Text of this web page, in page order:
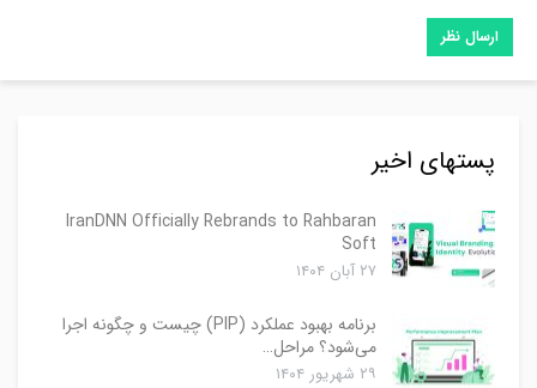
پستهای اخیر
IranDNN Officially Rebrands to Rahbaran
Soft
۲۷ آبان ۱۴۰۴
برنامه بهبود عملکرد (PIP) چیست و چگونه اجرا
می‌شود؟ مراحل…
۲۹ شهریور ۱۴۰۴